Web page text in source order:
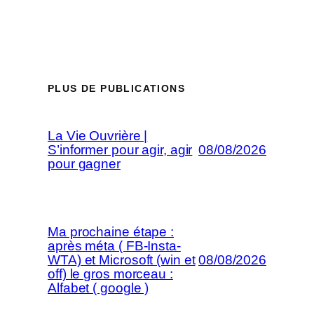
PLUS DE PUBLICATIONS
La Vie Ouvrière |
S’informer pour agir, agir
pour gagner
08/08/2026
Ma prochaine étape :
après méta ( FB-Insta-
WTA) et Microsoft (win et
off) le gros morceau :
Alfabet ( google )
08/08/2026